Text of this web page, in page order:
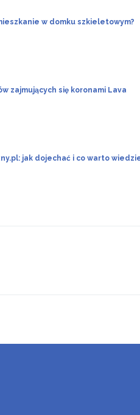
w domku szkieletowym?
zajmujących się koronami Lava
jak dojechać i co warto